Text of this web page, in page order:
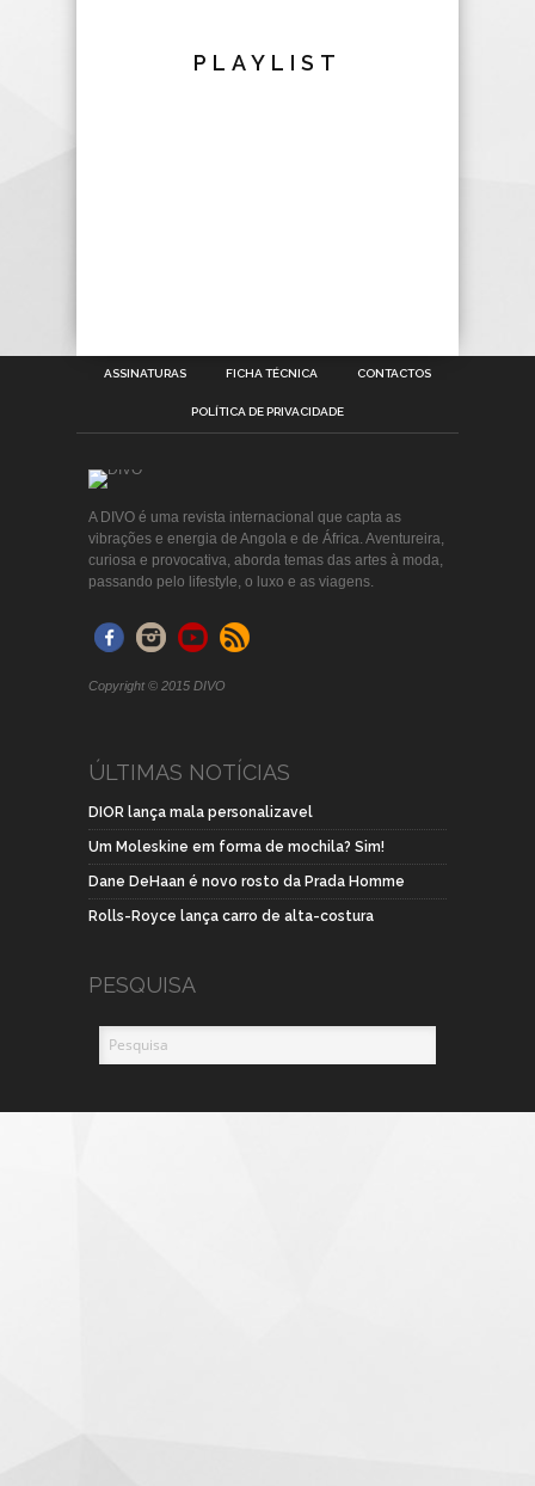
PLAYLIST
ASSINATURAS FICHA TÉCNICA CONTACTOS
POLÍTICA DE PRIVACIDADE
A DIVO é uma revista internacional que capta as
vibrações e energia de Angola e de África. Aventureira,
curiosa e provocativa, aborda temas das artes à moda,
passando pelo lifestyle, o luxo e as viagens.
Copyright © 2015 DIVO
ÚLTIMAS NOTÍCIAS
DIOR lança mala personalizavel
Um Moleskine em forma de mochila? Sim!
Dane DeHaan é novo rosto da Prada Homme
Rolls-Royce lança carro de alta-costura
PESQUISA